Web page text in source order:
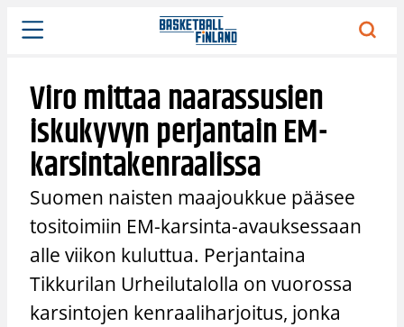
Siirry
sisältöön
Viro mittaa naarassusien
iskukyvyn perjantain EM-
karsintakenraalissa
Suomen naisten maajoukkue pääsee
tositoimiin EM-karsinta-avauksessaan
alle viikon kuluttua. Perjantaina
Tikkurilan Urheilutalolla on vuorossa
karsintojen kenraaliharjoitus, jonka